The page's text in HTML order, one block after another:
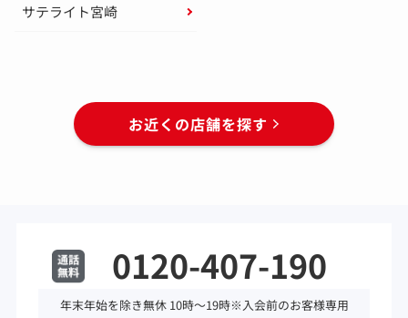
サテライト宮崎
お近くの店舗を探す
0120-407-190
年末年始を除き無休 10時～19時※入会前のお客様専用